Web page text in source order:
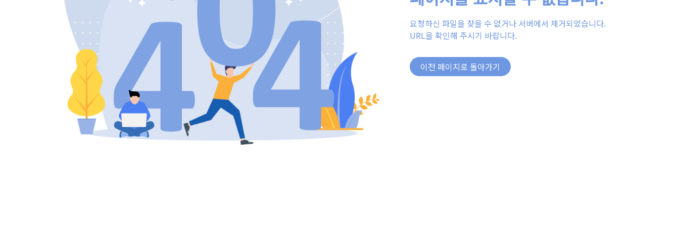
요청하신 파일을 찾을 수 없거나 서버에서 제거되었습니다.
URL을 확인해 주시기 바랍니다.
이전 페이지로 돌아가기